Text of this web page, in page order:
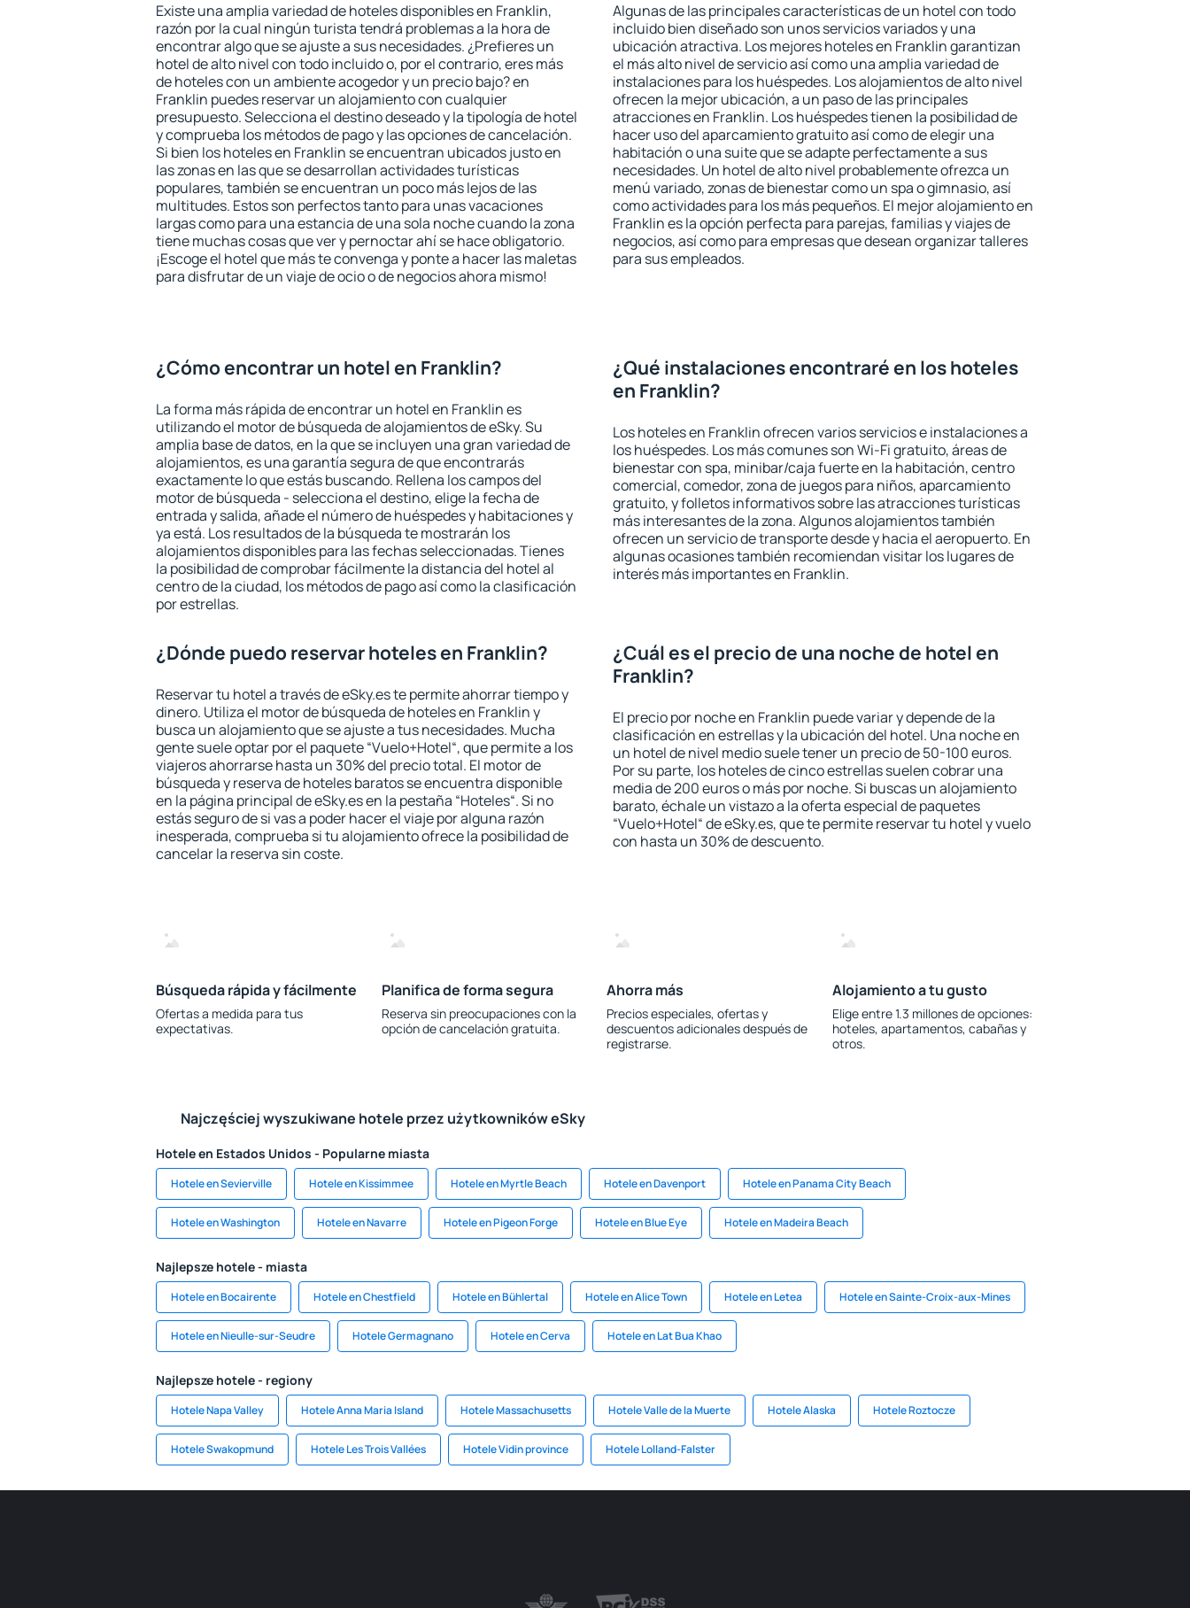
Existe una amplia variedad de hoteles disponibles en Franklin,
razón por la cual ningún turista tendrá problemas a la hora de
encontrar algo que se ajuste a sus necesidades. ¿Prefieres un
hotel de alto nivel con todo incluido o, por el contrario, eres más
de hoteles con un ambiente acogedor y un precio bajo? en
Franklin puedes reservar un alojamiento con cualquier
presupuesto. Selecciona el destino deseado y la tipología de hotel
y comprueba los métodos de pago y las opciones de cancelación.
Si bien los hoteles en Franklin se encuentran ubicados justo en
las zonas en las que se desarrollan actividades turísticas
populares, también se encuentran un poco más lejos de las
multitudes. Estos son perfectos tanto para unas vacaciones
largas como para una estancia de una sola noche cuando la zona
tiene muchas cosas que ver y pernoctar ahí se hace obligatorio.
¡Escoge el hotel que más te convenga y ponte a hacer las maletas
para disfrutar de un viaje de ocio o de negocios ahora mismo!
Algunas de las principales características de un hotel con todo
incluido bien diseñado son unos servicios variados y una
ubicación atractiva. Los mejores hoteles en Franklin garantizan
el más alto nivel de servicio así como una amplia variedad de
instalaciones para los huéspedes. Los alojamientos de alto nivel
ofrecen la mejor ubicación, a un paso de las principales
atracciones en Franklin. Los huéspedes tienen la posibilidad de
hacer uso del aparcamiento gratuito así como de elegir una
habitación o una suite que se adapte perfectamente a sus
necesidades. Un hotel de alto nivel probablemente ofrezca un
menú variado, zonas de bienestar como un spa o gimnasio, así
como actividades para los más pequeños. El mejor alojamiento en
Franklin es la opción perfecta para parejas, familias y viajes de
negocios, así como para empresas que desean organizar talleres
para sus empleados.
¿Cómo encontrar un hotel en Franklin?
La forma más rápida de encontrar un hotel en Franklin es
utilizando el motor de búsqueda de alojamientos de eSky. Su
amplia base de datos, en la que se incluyen una gran variedad de
alojamientos, es una garantía segura de que encontrarás
exactamente lo que estás buscando. Rellena los campos del
motor de búsqueda - selecciona el destino, elige la fecha de
entrada y salida, añade el número de huéspedes y habitaciones y
ya está. Los resultados de la búsqueda te mostrarán los
alojamientos disponibles para las fechas seleccionadas. Tienes
la posibilidad de comprobar fácilmente la distancia del hotel al
centro de la ciudad, los métodos de pago así como la clasificación
por estrellas.
¿Qué instalaciones encontraré en los hoteles
en Franklin?
Los hoteles en Franklin ofrecen varios servicios e instalaciones a
los huéspedes. Los más comunes son Wi-Fi gratuito, áreas de
bienestar con spa, minibar/caja fuerte en la habitación, centro
comercial, comedor, zona de juegos para niños, aparcamiento
gratuito, y folletos informativos sobre las atracciones turísticas
más interesantes de la zona. Algunos alojamientos también
ofrecen un servicio de transporte desde y hacia el aeropuerto. En
algunas ocasiones también recomiendan visitar los lugares de
interés más importantes en Franklin.
¿Dónde puedo reservar hoteles en Franklin?
Reservar tu hotel a través de eSky.es te permite ahorrar tiempo y
dinero. Utiliza el motor de búsqueda de hoteles en Franklin y
busca un alojamiento que se ajuste a tus necesidades. Mucha
gente suele optar por el paquete “Vuelo+Hotel“, que permite a los
viajeros ahorrarse hasta un 30% del precio total. El motor de
búsqueda y reserva de hoteles baratos se encuentra disponible
en la página principal de eSky.es en la pestaña “Hoteles“. Si no
estás seguro de si vas a poder hacer el viaje por alguna razón
inesperada, comprueba si tu alojamiento ofrece la posibilidad de
cancelar la reserva sin coste.
¿Cuál es el precio de una noche de hotel en
Franklin?
El precio por noche en Franklin puede variar y depende de la
clasificación en estrellas y la ubicación del hotel. Una noche en
un hotel de nivel medio suele tener un precio de 50-100 euros.
Por su parte, los hoteles de cinco estrellas suelen cobrar una
media de 200 euros o más por noche. Si buscas un alojamiento
barato, échale un vistazo a la oferta especial de paquetes
“Vuelo+Hotel“ de eSky.es, que te permite reservar tu hotel y vuelo
con hasta un 30% de descuento.
Búsqueda rápida y fácilmente
Ofertas a medida para tus
expectativas.
Planifica de forma segura
Reserva sin preocupaciones con la
opción de cancelación gratuita.
Ahorra más
Precios especiales, ofertas y
descuentos adicionales después de
registrarse.
Alojamiento a tu gusto
Elige entre 1.3 millones de opciones:
hoteles, apartamentos, cabañas y
otros.
Najczęściej wyszukiwane hotele przez użytkowników eSky
Hotele en Estados Unidos - Popularne miasta
Hotele en Sevierville Hotele en Kissimmee Hotele en Myrtle Beach Hotele en Davenport Hotele en Panama City Beach
Hotele en Washington Hotele en Navarre Hotele en Pigeon Forge Hotele en Blue Eye Hotele en Madeira Beach
Najlepsze hotele - miasta
Hotele en Bocairente Hotele en Chestfield Hotele en Bühlertal Hotele en Alice Town Hotele en Letea Hotele en Sainte-Croix-aux-Mines
Hotele en Nieulle-sur-Seudre Hotele Germagnano Hotele en Cerva Hotele en Lat Bua Khao
Najlepsze hotele - regiony
Hotele Napa Valley Hotele Anna Maria Island Hotele Massachusetts Hotele Valle de la Muerte Hotele Alaska Hotele Roztocze
Hotele Swakopmund Hotele Les Trois Vallées Hotele Vidin province Hotele Lolland-Falster